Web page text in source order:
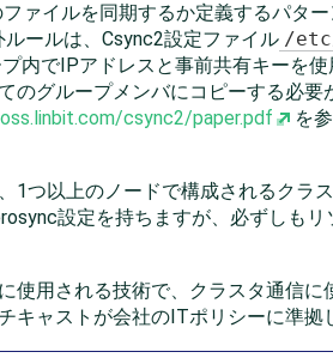
ァイルを同期するか定義するパタ
ールは、Csync2設定ファイル /
内でIPアドレスと事前共有キーを
のグループメンバにコピーする必要
csync2/paper.pdf を
1つ以上のノードで構成されるクラ
設定を持ちますが、必ずしもリ
使用される技術で、クラスタ通信
キャストが会社のITポリシーに準拠